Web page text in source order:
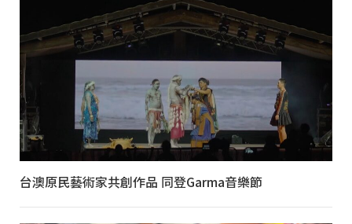
台澳原民藝術家共創作品 同登Garma音樂節